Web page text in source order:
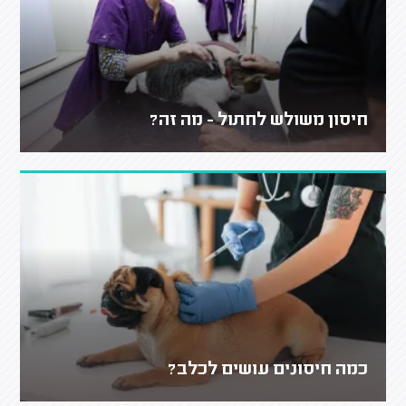
חיסון משולש לחתול - מה זה?
כמה חיסונים עושים לכלב?